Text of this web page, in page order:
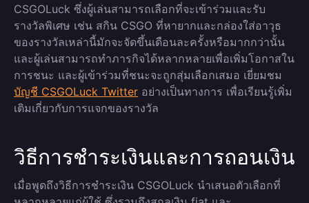
CSGOLuck ซึ่งผู้เล่นสามารถเลือกที่จะเข้าร่วมและรับ
รางวัลพิเศษ เช่น สกิน CSGO ที่หายากและกล่องใส่อาวุธ
ของรางวัลเหล่านี้มักจะจัดขึ้นเดือนละครั้งหรือมากกว่านั้น
และผู้เล่นสามารถทำภารกิจได้หลากหลายเพื่อเพิ่มโอกาสใน
การชนะ และผู้เข้าร่วมที่ชนะจะถูกสุ่มเลือกเสมอ เยี่ยมชม
บัญชี CSGOLuck Twitter อย่างเป็นทางการ เพื่อเรียนรู้เพิ่ม
เติมเกี่ยวกับการแจกของรางวัล
วิธีการชำระเงินและการถอนเงิน
เมื่อพูดถึงวิธีการชำระเงิน CSGOLuck นำเสนอตัวเลือกที่